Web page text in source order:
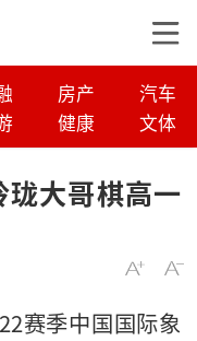
房产
汽车
健康 文体
大哥棋高一
赛季中国国际象